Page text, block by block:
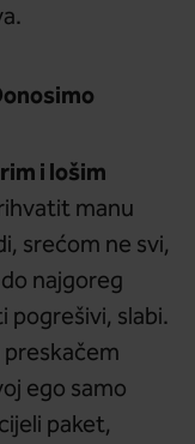
i lošim
manu
srećom ne svi,
najgoreg
pogrešivi, slabi.
ego samo
paket,